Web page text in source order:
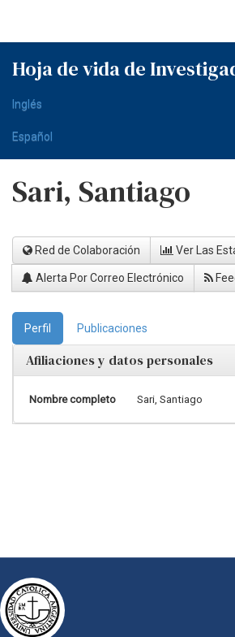
Hoja de vida de
Inglés
Español
Sari, Santiago
Red de Colaboración Ver Las
Alerta Por Correo Electrónico
Perfil Publicaciones
Afiliaciones y datos personales
Nombre completo Sari, Santiago